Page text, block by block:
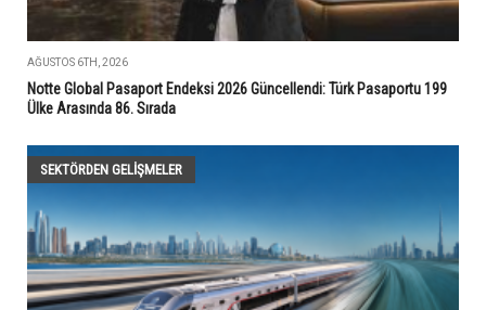
AĞUSTOS 6TH, 2026
Notte Global Pasaport Endeksi 2026 Güncellendi: Türk Pasaportu 199
Ülke Arasında 86. Sırada
SEKTÖRDEN GELIŞMELER